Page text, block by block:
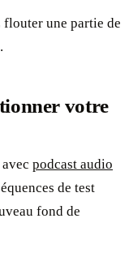
flouter une partie de
votre
podcast audio
de test
fond de